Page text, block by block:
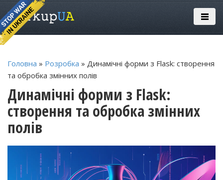
Головна » Розробка » Динамічні форми з Flask: створення
та обробка змінних полів
Динамічні форми з Flask:
створення та обробка змінних
полів